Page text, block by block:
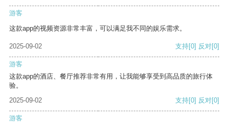
游客
这款app的视频资源非常丰富，可以满足我不同的娱乐需求。
2025-09-02 支持[0] 反对[0]
游客
这款app的酒店、餐厅推荐非常有用，让我能够享受到高品质的旅行体
验。
2025-09-02
支持[0] 反对[0]
游客